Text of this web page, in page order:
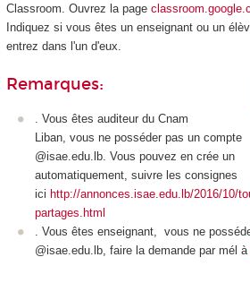
Classroom. Ouvrez la page
Indiquez si vous êtes un enseignant ou un
entrez dans l'un d'eux.
Remarques:
. Vous êtes auditeur du Cnam
Liban, vous ne posséder pas un compte
@isae.edu.lb. Vous pouvez en crée un
automatiquement, suivre les consignes
ici http://annonces.isae.edu.lb/2016/10/
partages.html
. Vous êtes enseignant, vous ne
@isae.edu.lb, faire la demande par mél à